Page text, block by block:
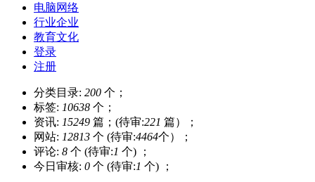
电脑网络
行业企业
教育文化
登录
注册
分类目录: 200 个；
标签: 10638 个；
资讯: 15249 篇；(待审:221 篇）；
网站: 12813 个 (待审:4464个）；
评论: 8 个 (待审:1 个) ；
今日审核: 0 个 (待审:1 个) ；